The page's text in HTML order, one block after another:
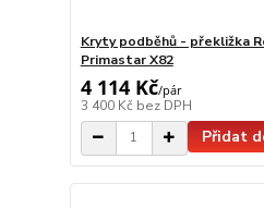
Kryty podběhů - překližka
Primastar X82
4 114 Kč/pár
3 400 Kč bez DPH
Přidat